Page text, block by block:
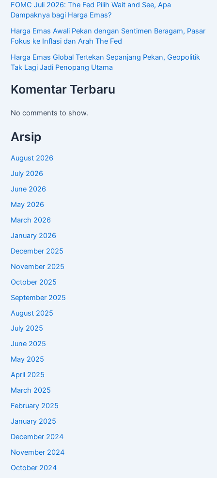
FOMC Juli 2026: The Fed Pilih Wait and See, Apa
Dampaknya bagi Harga Emas?
Harga Emas Awali Pekan dengan Sentimen Beragam, Pasar
Fokus ke Inflasi dan Arah The Fed
Harga Emas Global Tertekan Sepanjang Pekan, Geopolitik
Tak Lagi Jadi Penopang Utama
Komentar Terbaru
No comments to show.
Arsip
August 2026
July 2026
June 2026
May 2026
March 2026
January 2026
December 2025
November 2025
October 2025
September 2025
August 2025
July 2025
June 2025
May 2025
April 2025
March 2025
February 2025
January 2025
December 2024
November 2024
October 2024